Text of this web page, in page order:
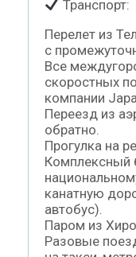
Транспорт:
Перелет из
с
Все
скоростных
компании
Переезд из
обратно.
Прогулка на
Комплексный
канатную
автобус).
Паром из
Разовые